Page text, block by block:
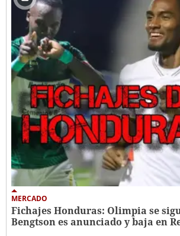
MERCADO
Fichajes Honduras: Olimpia se
Bengtson es anunciado y baja en